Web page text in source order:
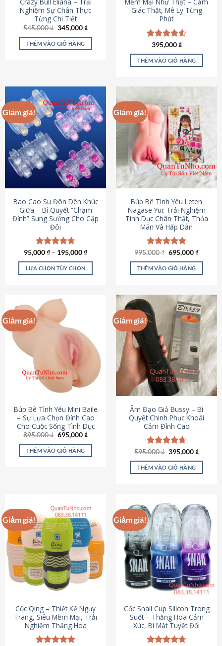
Crazy Bull Eliana – Trải
Nghiệm Sự Chân Thực
Từng Chi Tiết
545,000₫ Giá
là:
545,000 ₫.
345,000₫Giá
tại
THÊM VÀO GIỎ HÀNG
Mềm Mại Như Thật – Cảm
Giác Thật, Mê Ly Từng
Phút
Được xếp
hạng4.53
5 sao
395,000₫
THÊM VÀO GIỎ HÀNG
Giảm giá!
Bao Cao Su Đôn Dên Khúc
Giữa – Bí Quyết “Chạm
Đỉnh” Sung Sướng Cho Cặp
Đôi
Được xếp
hạng4.70
5 sao
95,000₫ – 195,000₫
LỰA CHỌN TÙY CHỌN
này
nhiều
biến
thể.
chọn
thể
chọn
trên
trang
sản
phẩm
Giảm giá!
Búp Bê Tình Yêu Leten
Nagase Yui: Trải Nghiệm
Tình Dục Chân Thật, Thỏa
Mãn Và Hấp Dẫn
Được xếp
hạng4.80
5 sao
995,000₫ Giá
là:
995,000 ₫.
695,000₫Giá
tại
THÊM VÀO GIỎ HÀNG
Giảm giá!
Búp Bê Tình Yêu Mini Baile
– Sự Lựa Chọn Đỉnh Cao
Cho Cuộc Sống Tình Dục
895,000₫ Giá
là:
895,000 ₫.
695,000₫Giá
tại
THÊM VÀO GIỎ HÀNG
Giảm giá!
Âm Đạo Giả Bussy – Bí
Quyết Chinh Phục Khoái
Cảm Đỉnh Cao
Được xếp
hạng4.64
5 sao
595,000₫ Giá
là:
595,000 ₫.
395,000₫Giá
tại
THÊM VÀO GIỎ HÀNG
Giảm giá!
Cốc Qing – Thiết Kế Ngụy
Trang, Siêu Mềm Mại, Trải
Nghiệm Thăng Hoa
Giảm giá!
Cốc Snail Cup Silicon Trong
Suốt – Thăng Hoa Cảm
Xúc, Bí Mật Tuyệt Đối